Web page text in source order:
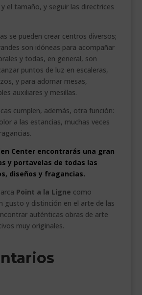
el tamaño, y seguir las directrices
se pueden crear centros diversos;
son idóneas para acompañar
y todas, en general, son
puntos de luz en escaleras,
y para adornar mesas,
auxiliares y mesillas.
cumplen, además, otra función:
a las estancias, muchas veces
Center encontrarás una gran
y portavelas de todas las
diseños y fragancias.
Point a la Ligne como
gusto y distinción en el arte de las
auténticas obras de arte
muy originales.